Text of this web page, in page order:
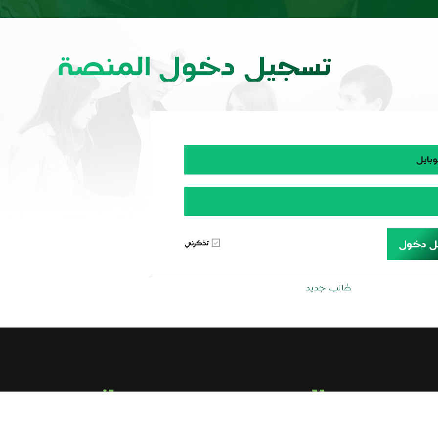
تسجيل دخول المنصة
دخول تذكرني
طالب جديد
email us call us